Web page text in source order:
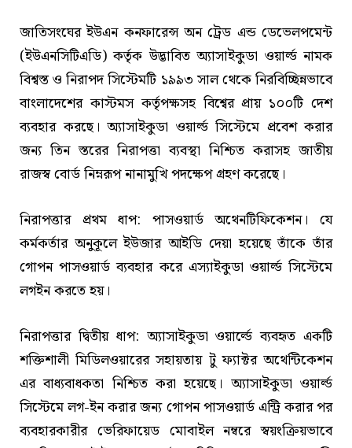
জাতিসংঘের ইউএন কনফারেন্স অন ট্রেড এন্ড ডেভেলপমেন্ট
(ইউএনসিটিএডি) কর্তৃক উদ্ভাবিত অ্যাসাইকুডা ওয়ার্ল্ড নামক
বিশ্বস্ত ও নিরাপদ সিস্টেমটি ১৯৯৩ সাল থেকে নিরবিচ্ছিন্নভাবে
বাংলাদেশের কাস্টমস কর্তৃপক্ষসহ বিশ্বের প্রায় ১০০টি দেশ
ব্যবহার করছে। অ্যাসাইকুডা ওয়ার্ল্ড সিস্টেমে প্রবেশ করার
জন্য তিন স্তরের নিরাপত্তা ব্যবস্থা নিশ্চিত করাসহ জাতীয়
রাজস্ব বোর্ড নিম্নরূপ নানামুখি পদক্ষেপ গ্রহণ করেছে।
নিরাপত্তার প্রথম ধাপ: পাসওয়ার্ড অথেনটিফিকেশন। যে
কর্মকর্তার অনুকূলে ইউজার আইডি দেয়া হয়েছে তাঁকে তাঁর
গোপন পাসওয়ার্ড ব্যবহার করে এস্যাইকুডা ওয়ার্ল্ড সিস্টেমে
লগইন করতে হয়।
নিরাপত্তার দ্বিতীয় ধাপ: অ্যাসাইকুডা ওয়ার্ল্ডে ব্যবহৃত একটি
শক্তিশালী মিডিলওয়ারের সহায়তায় টু ফ্যাক্টর অথেন্টিকেশন
এর বাধ্যবাধকতা নিশ্চিত করা হয়েছে। অ্যাসাইকুডা ওয়ার্ল্ড
সিস্টেমে লগ-ইন করার জন্য গোপন পাসওয়ার্ড এন্ট্রি করার পর
ব্যবহারকারীর ভেরিফায়েড মোবাইল নম্বরে স্বয়ংক্রিয়ভাবে